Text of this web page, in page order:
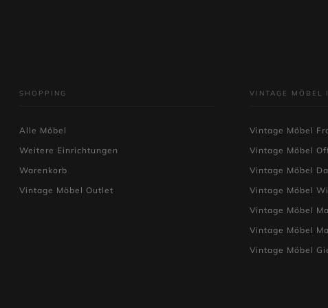
SHOPPING
Alle Möbel
Weitere Einrichtungen
Warenkorb
Vintage Möbel Outlet
VINTAGE MÖBEL
Vintage Möbel
Vintage Möbel
Vintage Möbel
Vintage Möbel
Vintage Möbel
Vintage Möbel
Vintage Möbel